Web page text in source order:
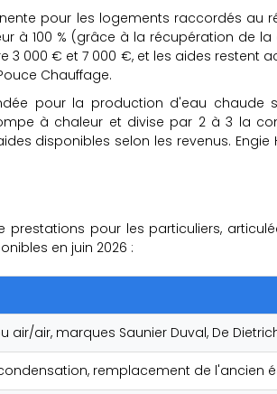
pour les logements raccordés au
à 100 % (grâce à la récupération de
3 000 € et 7 000 €, et les aides
Chauffage.
pour la production d'eau chaude
à chaleur et divise par 2 à 3 la
disponibles selon les revenus.
pour les particuliers,
en juin 2026 :
air/air, marques Saunier Duval, De
remplacement de l'ancien